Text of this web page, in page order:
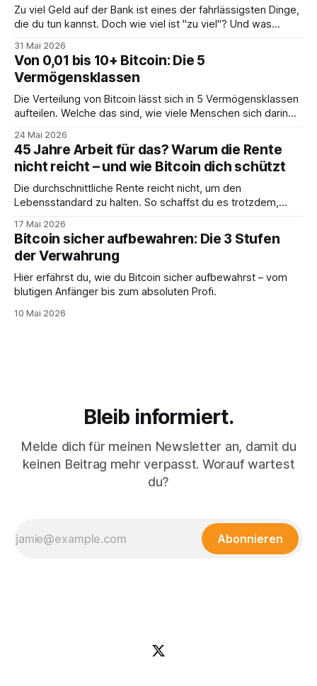
Zu viel Geld auf der Bank ist eines der fahrlässigsten Dinge,
die du tun kannst. Doch wie viel ist "zu viel"? Und was
31 Mai 2026
Von 0,01 bis 10+ Bitcoin: Die 5
Vermögensklassen
Die Verteilung von Bitcoin lässt sich in 5 Vermögensklassen
aufteilen. Welche das sind, wie viele Menschen sich darin
24 Mai 2026
45 Jahre Arbeit für das? Warum die Rente
nicht reicht – und wie Bitcoin dich schützt
Die durchschnittliche Rente reicht nicht, um den
Lebensstandard zu halten. So schaffst du es trotzdem,
17 Mai 2026
Bitcoin sicher aufbewahren: Die 3 Stufen
der Verwahrung
Hier erfährst du, wie du Bitcoin sicher aufbewahrst – vom
blutigen Anfänger bis zum absoluten Profi.
10 Mai 2026
Bleib informiert.
Melde dich für meinen Newsletter an, damit du
keinen Beitrag mehr verpasst. Worauf wartest
du?
Abonnieren